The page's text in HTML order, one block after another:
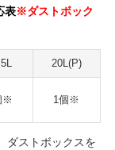
表※ダストボック
20L(P)
※ 1個※
ダストボックスを